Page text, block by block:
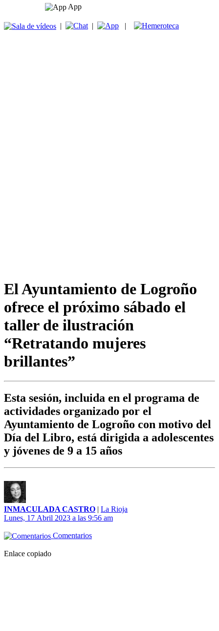
App
| | |
El Ayuntamiento de Logroño
ofrece el próximo sábado el
taller de ilustración
“Retratando mujeres
brillantes”
Esta sesión, incluida en el programa de
actividades organizado por el
Ayuntamiento de Logroño con motivo del
Día del Libro, está dirigida a adolescentes
y jóvenes de 9 a 15 años
INMACULADA CASTRO | La Rioja
Lunes, 17 Abril 2023 a las 9:56 am
Comentarios
Enlace copiado